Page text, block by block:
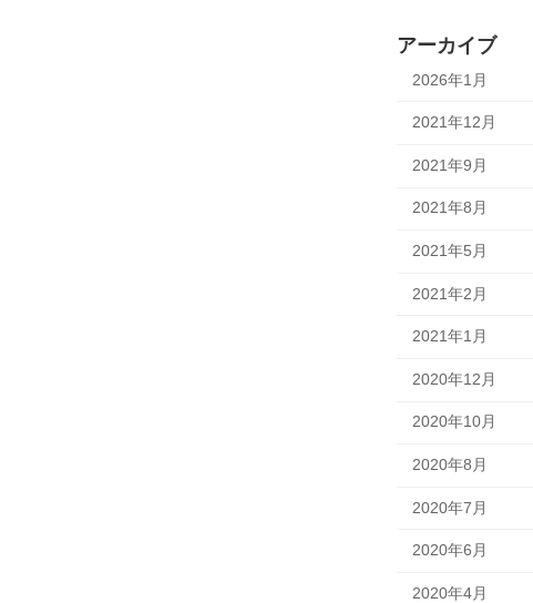
アーカイブ
2026年1月
2021年12月
2021年9月
2021年8月
2021年5月
2021年2月
2021年1月
2020年12月
2020年10月
2020年8月
2020年7月
2020年6月
2020年4月